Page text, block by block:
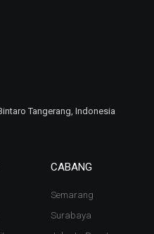
Tangerang, Indonesia
CABANG
Semarang
Surabaya